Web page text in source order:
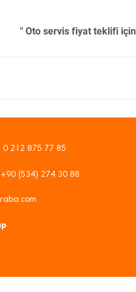
" Oto servis fiyat teklifi için
0 212 875 77 85
+90 (534) 274 30 88